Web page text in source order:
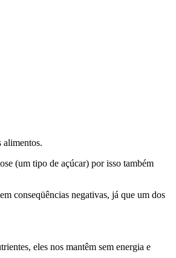
alimentos.
(um tipo de açúcar) por isso também
conseqüências negativas, já que um dos
eles nos mantêm sem energia e